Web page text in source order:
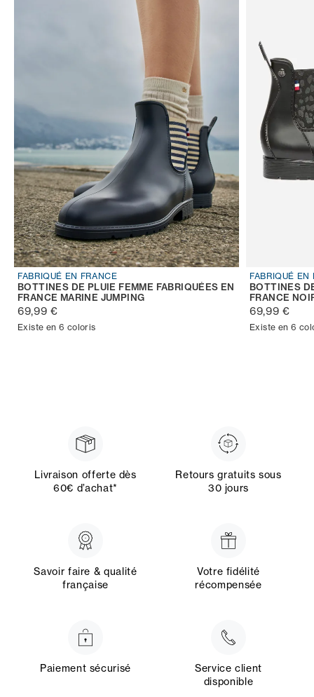
FABRIQUÉ EN FRANCE
BOTTINES DE PLUIE FEMME FABRIQUÉES EN
FRANCE MARINE JUMPING
69,99 €
Existe en 6 coloris
FABRIQUÉ EN
BOTTINES
FRANCE
69,99 €
Existe en 6
Livraison offerte dès
60€ d’achat*
Retours gratuits sous
30 jours
Savoir faire & qualité
française
Votre fidélité
récompensée
Paiement sécurisé
Service client
disponible